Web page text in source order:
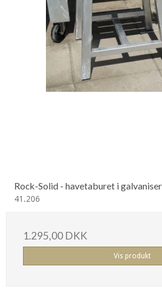
Rock-Solid - havetaburet i
41.206
1.295,00 DKK
Vis produkt